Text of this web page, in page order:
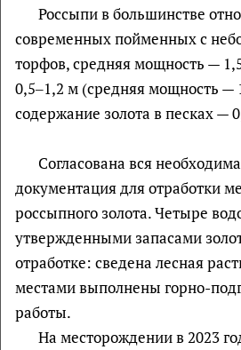
Россыпи в большинстве
современных пойменных с
торфов, средняя мощность —
0,5‒1,2 м (средняя мощность —
содержание золота в песках —
Согласована вся
документация для отработки
россыпного золота. Четыре
утвержденными запасами
отработке: сведена лесная
местами выполнены горно-
работы.
На месторождении в 2023